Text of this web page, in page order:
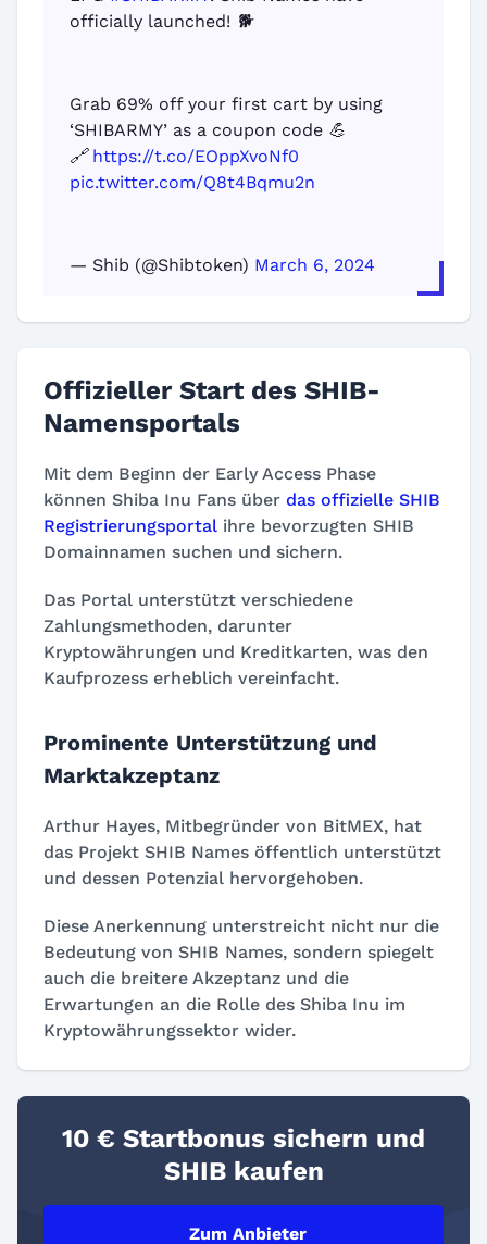
officially launched! 🐕
Grab 69% off your first cart by using
‘SHIBARMY’ as a coupon code 💪
🔗 https://t.co/EOppXvoNf0
pic.twitter.com/Q8t4Bqmu2n
— Shib (@Shibtoken) March 6, 2024
Offizieller Start des SHIB-
Namensportals
Mit dem Beginn der Early Access Phase
können Shiba Inu Fans über das offizielle SHIB
Registrierungsportal ihre bevorzugten SHIB
Domainnamen suchen und sichern.
Das Portal unterstützt verschiedene
Zahlungsmethoden, darunter
Kryptowährungen und Kreditkarten, was den
Kaufprozess erheblich vereinfacht.
Prominente Unterstützung und
Marktakzeptanz
Arthur Hayes, Mitbegründer von BitMEX, hat
das Projekt SHIB Names öffentlich unterstützt
und dessen Potenzial hervorgehoben.
Diese Anerkennung unterstreicht nicht nur die
Bedeutung von SHIB Names, sondern spiegelt
auch die breitere Akzeptanz und die
Erwartungen an die Rolle des Shiba Inu im
Kryptowährungssektor wider.
10 € Startbonus sichern und
SHIB kaufen
Zum Anbieter